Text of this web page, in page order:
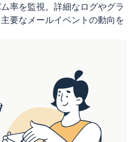
率を監視。詳細なログやグラ
要なメールイベントの動向を